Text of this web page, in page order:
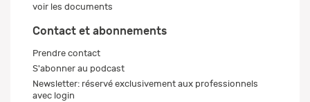
voir les documents
Contact et abonnements
Prendre contact
S'abonner au podcast
Newsletter: réservé exclusivement aux professionnels
avec login